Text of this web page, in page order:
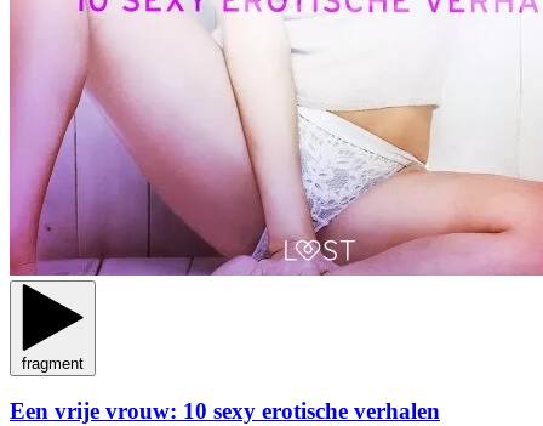
fragment
Een vrije vrouw: 10 sexy erotische verhalen